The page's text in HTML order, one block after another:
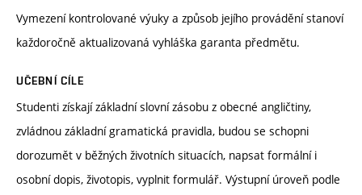
Vymezení kontrolované výuky a způsob jejího provádění stanoví
každoročně aktualizovaná vyhláška garanta předmětu.
UČEBNÍ CÍLE
Studenti získají základní slovní zásobu z obecné angličtiny,
zvládnou základní gramatická pravidla, budou se schopni
dorozumět v běžných životních situacích, napsat formální i
osobní dopis, životopis, vyplnit formulář. Výstupní úroveň podle